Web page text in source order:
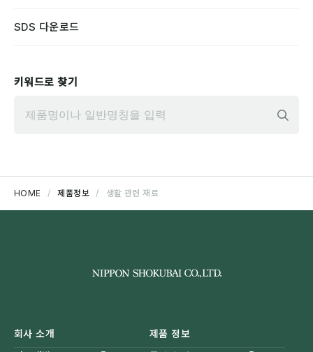
HOME 제품정보 생활 관련 재료
SDS 다운로드
키워드로 찾기
회사 소개
제품 정보